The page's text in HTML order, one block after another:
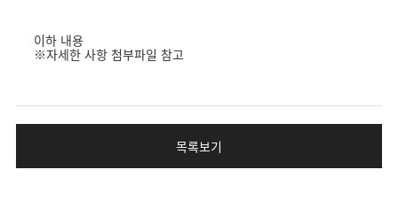
이하 내용
※자세한 사항 첨부파일 참고
목록보기